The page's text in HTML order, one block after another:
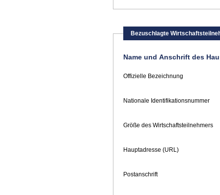
Bezuschlagte
Name und Anschrift des
Offizielle Bezeichnung
Nationale Identifikationsnummer
Größe des Wirtschaftsteilnehmers
Hauptadresse (URL)
Postanschrift